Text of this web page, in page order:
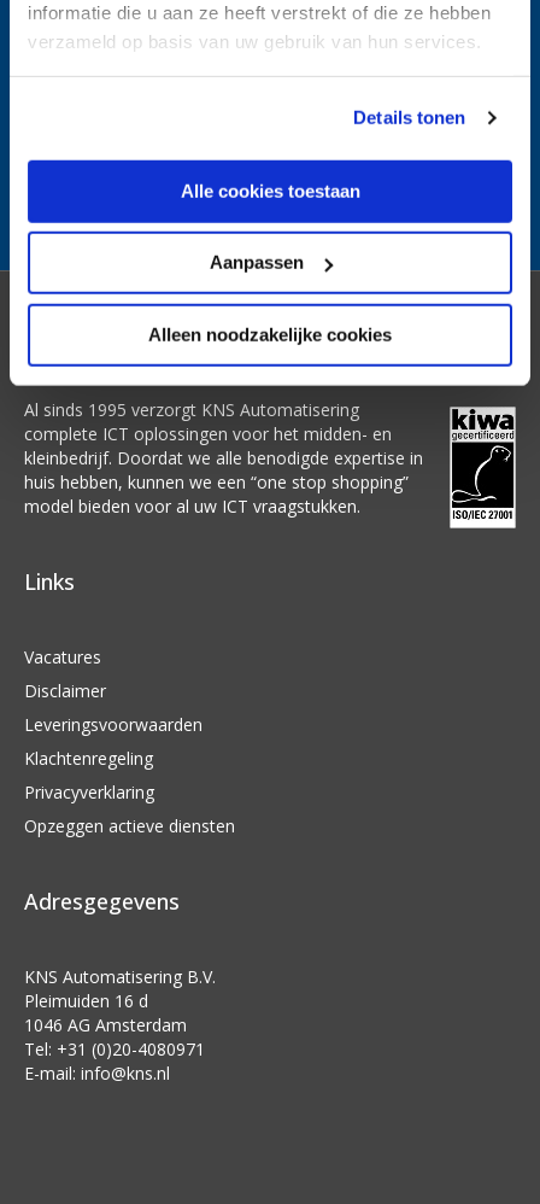
informatie die u aan ze heeft verstrekt of die ze hebben
verzameld op basis van uw gebruik van hun services.
Details tonen
Alle cookies toestaan
Aanpassen
Alleen noodzakelijke cookies
Al sinds 1995 verzorgt KNS Automatisering
complete ICT oplossingen voor het midden- en
kleinbedrijf. Doordat we alle benodigde expertise in
huis hebben, kunnen we een “one stop shopping”
model bieden voor al uw ICT vraagstukken.
Links
Vacatures
Disclaimer
Leveringsvoorwaarden
Klachtenregeling
Privacyverklaring
Opzeggen actieve diensten
Adresgegevens
KNS Automatisering B.V.
Pleimuiden 16 d
1046 AG Amsterdam
Tel: +31 (0)20-4080971
E-mail: info@kns.nl